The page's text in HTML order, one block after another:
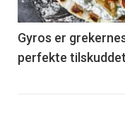
-
6
Gyros er
perfekte